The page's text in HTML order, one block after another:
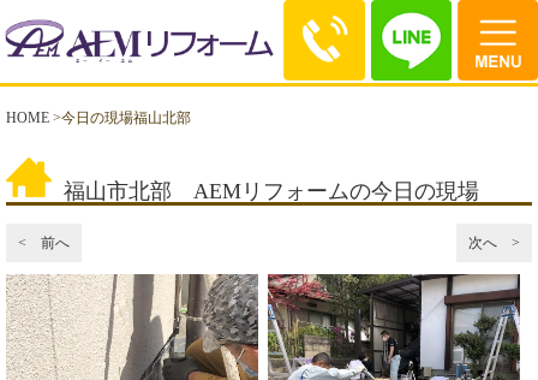
HOME >今日の現場福山北部
福山市北部 AEMリフォームの今日の現場
< 前へ 次へ >